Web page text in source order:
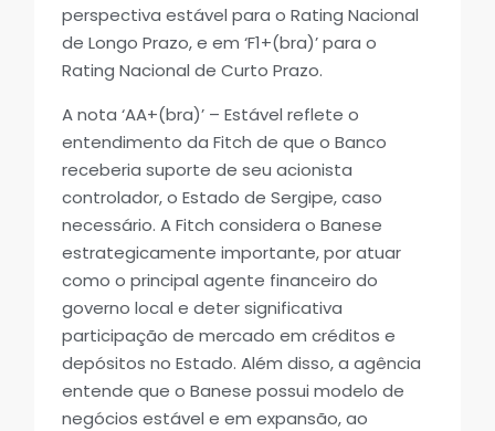
perspectiva estável para o Rating Nacional
de Longo Prazo, e em ‘F1+(bra)’ para o
Rating Nacional de Curto Prazo.
A nota ‘AA+(bra)’ – Estável reflete o
entendimento da Fitch de que o Banco
receberia suporte de seu acionista
controlador, o Estado de Sergipe, caso
necessário. A Fitch considera o Banese
estrategicamente importante, por atuar
como o principal agente financeiro do
governo local e deter significativa
participação de mercado em créditos e
depósitos no Estado. Além disso, a agência
entende que o Banese possui modelo de
negócios estável e em expansão, ao